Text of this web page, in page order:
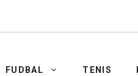
FUDBAL TENIS